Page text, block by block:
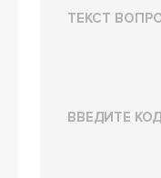
ТЕКСТ
ВВЕДИТЕ